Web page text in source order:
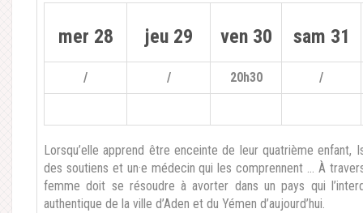
mer 28 jeu 29 ven 30 sam 31
/ / 20h30 /
Lorsqu’elle apprend être enceinte de leur quatrième enfant,
des soutiens et un·e médecin qui les comprennent … À
femme doit se résoudre à avorter dans un pays qui
authentique de la ville d’Aden et du Yémen d’aujourd’hui.